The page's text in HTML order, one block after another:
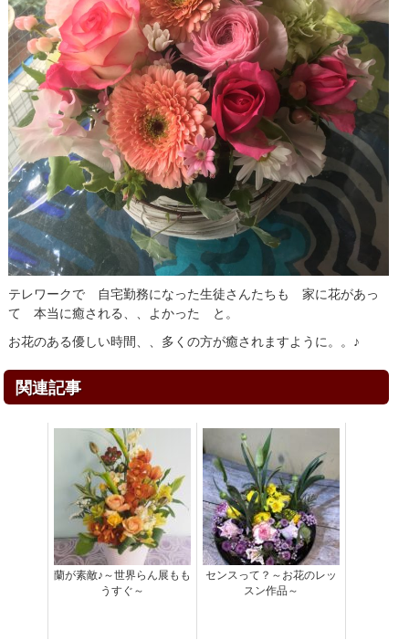
テレワークで 自宅勤務になった生徒さんたちも 家に花があっ
て 本当に癒される、、よかった と。
お花のある優しい時間、、多くの方が癒されますように。。♪
関連記事
蘭が素敵♪～世界らん展もも
うすぐ～
センスって？～お花のレッ
スン作品～